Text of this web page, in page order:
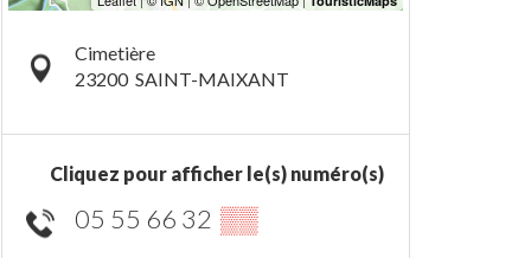
Cimetière
23200 SAINT-MAIXANT
Cliquez pour afficher le(s) numéro(s)
05 55 66 32 ▒▒